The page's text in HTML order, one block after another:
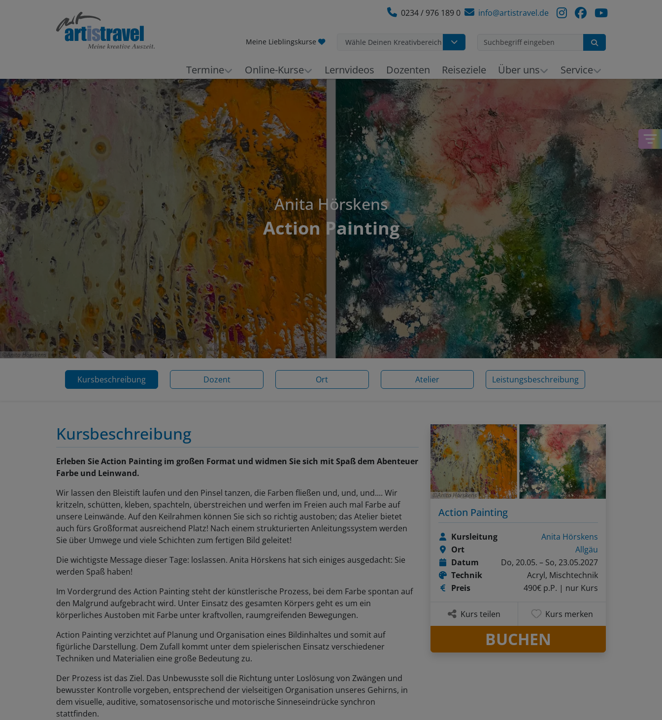
0234 / 976 189 0 info@artistravel.de
Meine Lieblingskurse Wähle Deinen Kreativbereich
Termine Online-Kurse Lernvideos Dozenten Reiseziele Über uns Service
Anita Hörskens
Anita Hörskens
Action Painting
Kursbeschreibung Dozent Ort Atelier Leistungsbeschreibung
Kursbeschreibung
Erleben Sie Action Painting im großen Format und widmen Sie sich mit Spaß dem Abenteuer
Farbe und Leinwand.
Wir lassen den Bleistift laufen und den Pinsel tanzen, die Farben fließen und, und, und.... Wir
kritzeln, schütten, kleben, spachteln, überstreichen und werfen im Freien auch mal Farbe auf
unsere Leinwände. Auf den Keilrahmen können Sie sich so richtig austoben; das Atelier bietet
auch fürs Großformat ausreichend Platz! Nach einem strukturierten Anleitungssystem werden
Sie über Umwege und viele Schichten zum fertigen Bild geleitet!
Die wichtigste Message dieser Tage: loslassen. Anita Hörskens hat sich einiges ausgedacht: Sie
werden Spaß haben!
Im Vordergrund des Action Painting steht der künstlerische Prozess, bei dem Farbe spontan auf
den Malgrund aufgebracht wird. Unter Einsatz des gesamten Körpers geht es um ein
körperliches Austoben mit Farbe unter kraftvollen, raumgreifenden Bewegungen.
Action Painting verzichtet auf Planung und Organisation eines Bildinhaltes und somit auf
figürliche Darstellung. Dem Zufall kommt unter dem spielerischen Einsatz verschiedener
Techniken und Materialien eine große Bedeutung zu.
Der Prozess ist das Ziel. Das Unbewusste soll die Richtung unter Loslösung von Zwängen und
bewusster Kontrolle vorgeben, entsprechend der vielseitigen Organisation unseres Gehirns, in
dem visuelle, auditive, somatosensorische und motorische Sinneseindrücke synchron
stattfinden.
Anita Hörskens
Action Painting
Kursleitung
Anita Hörskens
Ort
Allgäu
Datum
Do, 20.05. – So, 23.05.2027
Technik
Acryl, Mischtechnik
Preis
490€ p.P. | nur Kurs
Kurs teilen Kurs merken
BUCHEN